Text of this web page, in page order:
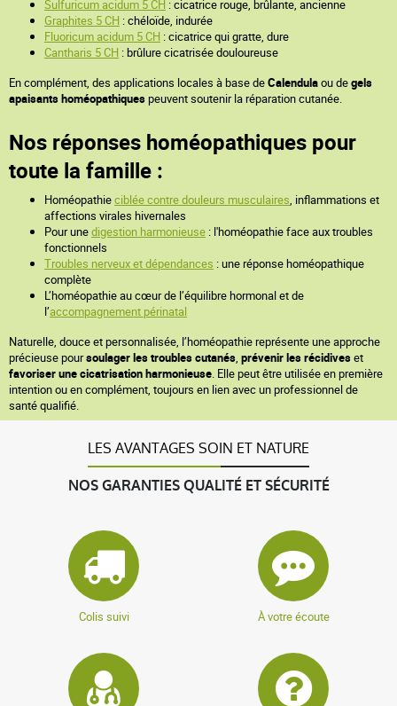
Sulfuricum acidum 5 CH : cicatrice rouge, brûlante, ancienne
Graphites 5 CH : chéloïde, indurée
Fluoricum acidum 5 CH : cicatrice qui gratte, dure
Cantharis 5 CH : brûlure cicatrisée douloureuse
En complément, des applications locales à base deCalendulaou degels
apaisants homéopathiquespeuvent soutenir la réparation cutanée.
Nos réponses homéopathiques pour
toute la famille :
Homéopathieciblée contre douleurs musculaires, inflammations et
affections virales hivernales
Pour unedigestion harmonieuse : l'homéopathie face aux troubles
fonctionnels
Troubles nerveux et dépendances : une réponse homéopathique
complète
L’homéopathie au cœur de l’équilibre hormonal et de
l’accompagnement périnatal
Naturelle, douce et personnalisée, l’homéopathie représente une approche
précieuse poursoulager les troubles cutanés, prévenir les récidiveset
favoriser une cicatrisation harmonieuse. Elle peut être utilisée en première
intention ou en complément, toujours en lien avec un professionnel de
santé qualifié.
LES AVANTAGES SOIN ET NATURE
NOS GARANTIES QUALITÉ ET SÉCURITÉ
Colis suivi À votre écoute